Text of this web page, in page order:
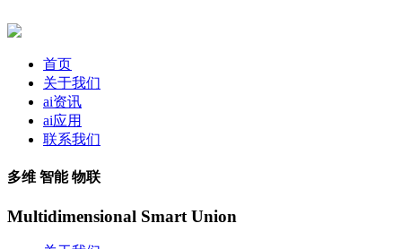
首页
关于我们
ai资讯
ai应用
联系我们
多维 智能 物联
Multidimensional Smart Union